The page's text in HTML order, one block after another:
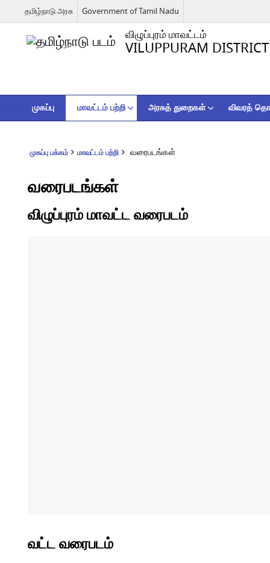
தமிழ்நாடு அரசு Government of Tamil Nadu
விழுப்புரம் மாவட்டம்
VILUPPURAM DISTRICT
முகப்பு மாவட்டம் பற்றி அரசுத் துறைகள் விவரத்
முகப்பு பக்கம் மாவட்டம் பற்றி வரைபடங்கள்
வரைபடங்கள்
விழுப்புரம் மாவட்ட வரைபடம்
வட்ட வரைபடம்